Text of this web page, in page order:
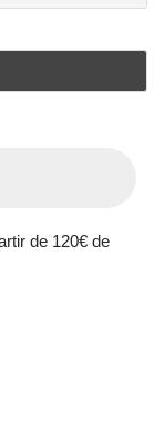
de 120€ de